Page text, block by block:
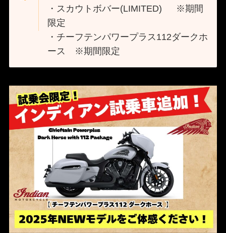
・スカウトボバー(LIMITED) ※期間
限定
・チーフテンパワープラス112ダークホ
ース ※期間限定